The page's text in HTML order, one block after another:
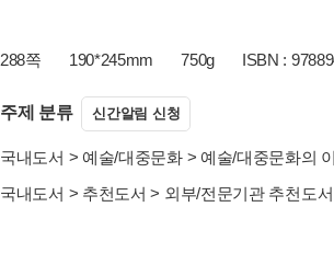
288쪽 190*245mm 750g ISBN :
주제 분류 신간알림 신청
국내도서 > 예술/대중문화> 예술/대중문화의
국내도서 > 추천도서 > 외부/전문기관 추천도서